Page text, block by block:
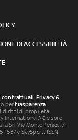
DI ACCESSIBILITÀ
contrattuali, Privacy &
o pertrasparenza
i diritti di proprietà
international AG e sono
Srl Via Monte Penice, 7 -
1537 e SkySport: ISSN